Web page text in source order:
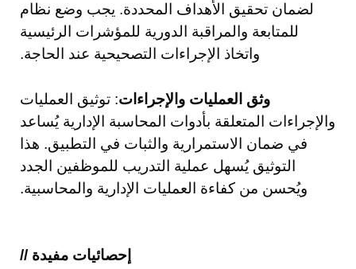
لضمان تحقيق الأهداف المحددة. يجب وضع نظام
للمتابعة والمراقبة الدورية للمؤشرات الرئيسية
واتخاذ الإجراءات التصحيحية عند الحاجة.
وثق العمليات والإجراءات: توثيق العمليات
والإجراءات المتعلقة بأدوات المحاسبة الإدارية يُساعد
في ضمان الاستمرارية والثبات في التطبيق. هذا
التوثيق يُسهل عملية التدريب للموظفين الجدد
ويُحسن من كفاءة العمليات الإدارية والمحاسبية.
إحصائيات مفيدة //